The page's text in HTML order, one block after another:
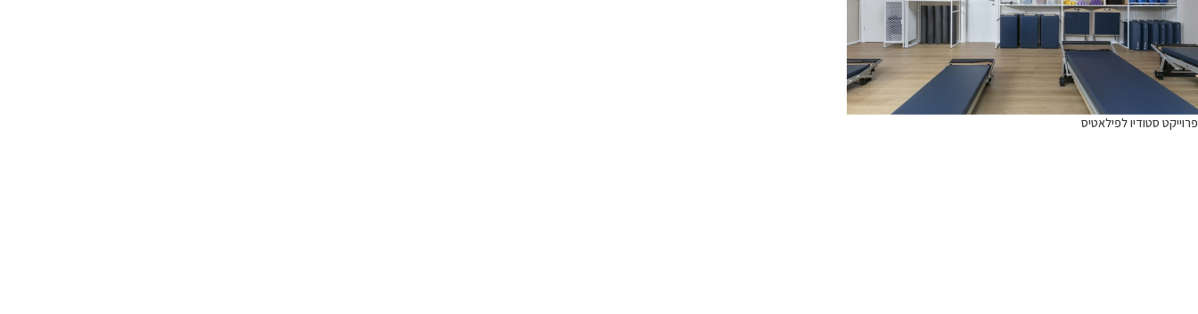
פרוייקט סטודיו לפילאטיס